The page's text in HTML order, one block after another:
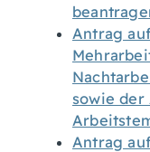
Antrag
sowie
Antrag